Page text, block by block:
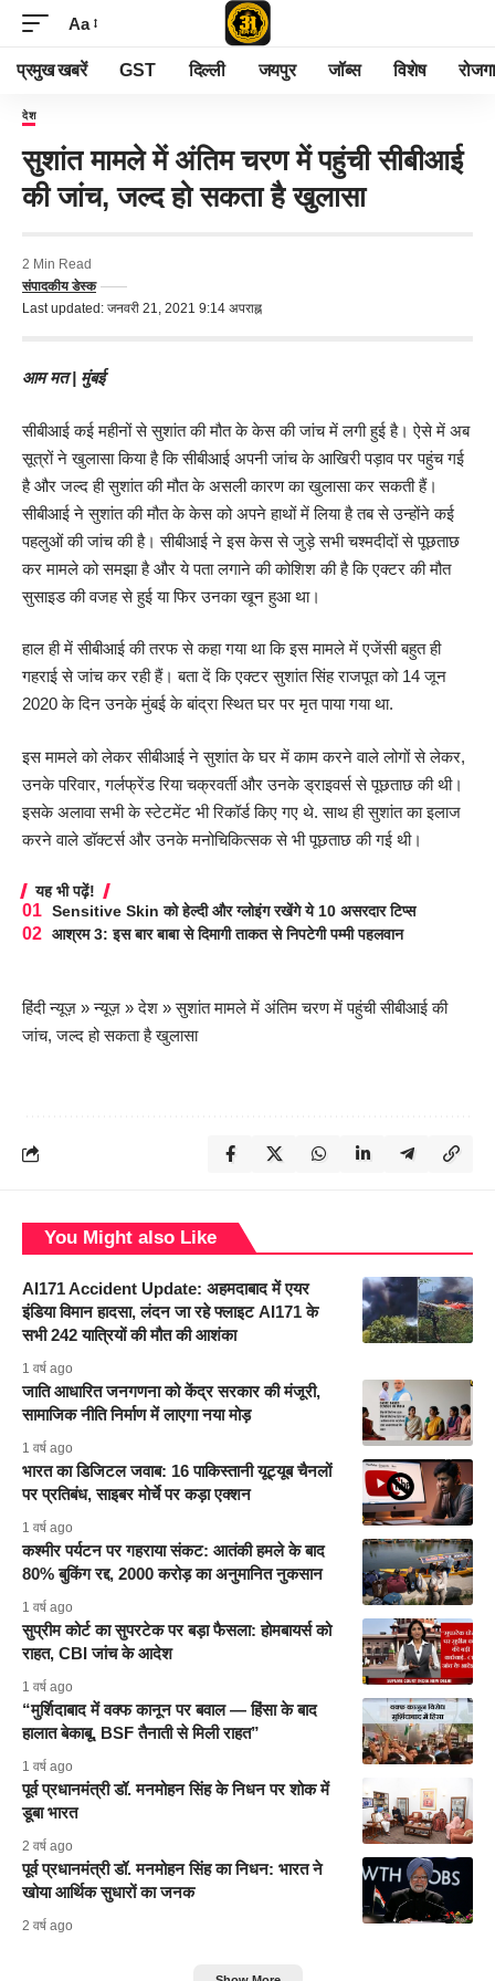
Aa
प्रमुख खबरें GST दिल्ली जयपुर जॉब्स विशेष
देश
सुशांत मामले में अंतिम चरण में पहुंची सीबीआई
की जांच, जल्द हो सकता है खुलासा
Last updated: जनवरी 21, 2021 9:14 अपराह्न
संपादकीय डेस्क
2 Min Read
आम मत | मुंबई
सीबीआई कई महीनों से सुशांत की मौत के केस की जांच में लगी हुई है। ऐसे में अब
सूत्रों ने खुलासा किया है कि सीबीआई अपनी जांच के आखिरी पड़ाव पर पहुंच गई
है और जल्द ही सुशांत की मौत के असली कारण का खुलासा कर सकती हैं।
सीबीआई ने सुशांत की मौत के केस को अपने हाथों में लिया है तब से उन्होंने कई
पहलुओं की जांच की है। सीबीआई ने इस केस से जुड़े सभी चश्मदीदों से पूछताछ
कर मामले को समझा है और ये पता लगाने की कोशिश की है कि एक्टर की मौत
सुसाइड की वजह से हुई या फिर उनका खून हुआ था।
हाल ही में सीबीआई की तरफ से कहा गया था कि इस मामले में एजेंसी बहुत ही
गहराई से जांच कर रही हैं। बता दें कि एक्टर सुशांत सिंह राजपूत को 14 जून
2020 के दिन उनके मुंबई के बांद्रा स्थित घर पर मृत पाया गया था.
इस मामले को लेकर सीबीआई ने सुशांत के घर में काम करने वाले लोगों से लेकर,
उनके परिवार, गर्लफ्रेंड रिया चक्रवर्ती और उनके ड्राइवर्स से पूछताछ की थी।
इसके अलावा सभी के स्टेटमेंट भी रिकॉर्ड किए गए थे. साथ ही सुशांत का इलाज
करने वाले डॉक्टर्स और उनके मनोचिकित्सक से भी पूछताछ की गई थी।
यह भी पढ़ें!
Sensitive Skin को हेल्दी और ग्लोइंग रखेंगे ये 10 असरदार टिप्स
आश्रम 3: इस बार बाबा से दिमागी ताकत से निपटेगी पम्मी पहलवान
हिंदी न्यूज़ »न्यूज़ »देश »सुशांत मामले में अंतिम चरण में पहुंची सीबीआई की
जांच, जल्द हो सकता है खुलासा
You Might also Like
AI171 Accident Update: अहमदाबाद में एयर
इंडिया विमान हादसा, लंदन जा रहे फ्लाइट AI171 के
सभी 242 यात्रियों की मौत की आशंका
1 वर्ष ago
जाति आधारित जनगणना को केंद्र सरकार की मंजूरी,
सामाजिक नीति निर्माण में लाएगा नया मोड़
1 वर्ष ago
भारत का डिजिटल जवाब: 16 पाकिस्तानी यूट्यूब चैनलों
पर प्रतिबंध, साइबर मोर्चे पर कड़ा एक्शन
1 वर्ष ago
कश्मीर पर्यटन पर गहराया संकट: आतंकी हमले के बाद
80% बुकिंग रद्द, 2000 करोड़ का अनुमानित नुकसान
1 वर्ष ago
सुप्रीम कोर्ट का सुपरटेक पर बड़ा फैसला: होमबायर्स को
राहत, CBI जांच के आदेश
1 वर्ष ago
“मुर्शिदाबाद में वक्फ कानून पर बवाल — हिंसा के बाद
हालात बेकाबू, BSF तैनाती से मिली राहत”
1 वर्ष ago
पूर्व प्रधानमंत्री डॉ. मनमोहन सिंह के निधन पर शोक में
डूबा भारत
2 वर्ष ago
पूर्व प्रधानमंत्री डॉ. मनमोहन सिंह का निधन: भारत ने
खोया आर्थिक सुधारों का जनक
2 वर्ष ago